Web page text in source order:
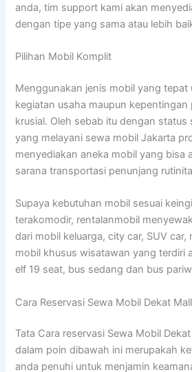
anda, tim support kami akan
dengan tipe yang sama atau lebih
Pilihan Mobil Komplit
Menggunakan jenis mobil yang tepat
kegiatan usaha maupun kepentingan
krusial. Oleh sebab itu dengan status
yang melayani sewa mobil Jakarta
menyediakan aneka mobil yang bisa
sarana transportasi penunjang
Supaya kebutuhan mobil sesuai
terakomodir, rentalanmobil
dari mobil keluarga, city car, SUV car,
mobil khusus wisatawan yang terdiri
elf 19 seat, bus sedang dan bus
Cara Reservasi Sewa Mobil Dekat
Tata Cara reservasi Sewa Mobil
dalam poin dibawah ini merupakah
anda penuhi untuk menjamin